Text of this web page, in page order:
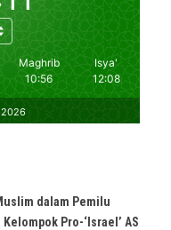
dalam Pemilu
Pro-‘Israel’ AS